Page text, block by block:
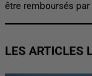
être remboursés
LES ARTICLES